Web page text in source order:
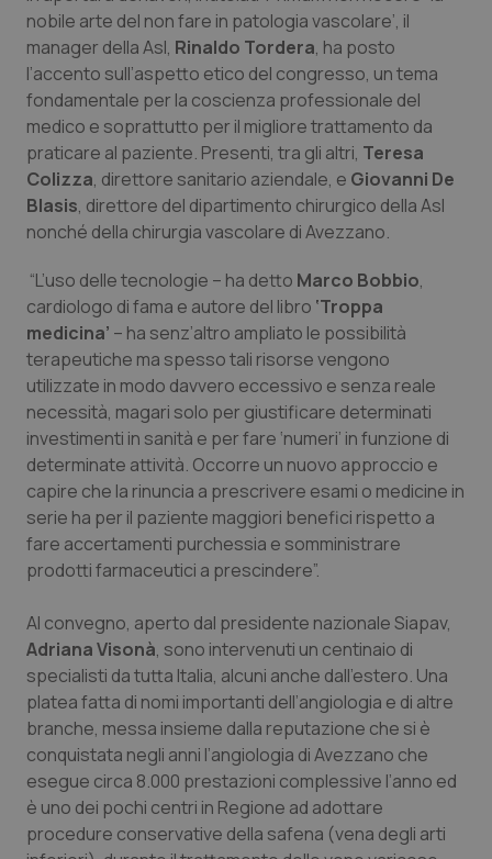
Provincia Autonoma di Trento
Puglia
Sardegna
Sicilia
Umbria
Valle D’Aosta
Veneto
Ipertensione & Scompenso
Malattie rare
Malattia di Crohn & Rettocolite Ulcerosa
Neuroscienze & patologie neurodegenerative
Oftalmologia
Oncodermatologia
Oncoematologia
Oncologia & Nutrizione
Psoriasi & pelle
Quotidiano Chirurgia
Quotidiano Oncologia
Quotidiano Pediatria
Rene & patologie urogenitali
nobile arte del non fare in patologia vascolare’, il
manager della Asl, Rinaldo Tordera, ha posto
l’accento sull’aspetto etico del congresso, un tema
fondamentale per la coscienza professionale del
medico e soprattutto per il migliore trattamento da
praticare al paziente. Presenti, tra gli altri, Teresa
Colizza, direttore sanitario aziendale, e Giovanni De
Blasis, direttore del dipartimento chirurgico della Asl
nonché della chirurgia vascolare di Avezzano.
“L’uso delle tecnologie – ha detto Marco Bobbio,
cardiologo di fama e autore del libro ‘Troppa
medicina’ – ha senz’altro ampliato le possibilità
terapeutiche ma spesso tali risorse vengono
utilizzate in modo davvero eccessivo e senza reale
necessità, magari solo per giustificare determinati
investimenti in sanità e per fare ‘numeri’ in funzione di
determinate attività. Occorre un nuovo approccio e
capire che la rinuncia a prescrivere esami o medicine in
serie ha per il paziente maggiori benefici rispetto a
fare accertamenti purchessia e somministrare
prodotti farmaceutici a prescindere”.
Al convegno, aperto dal presidente nazionale Siapav,
Adriana Visonà, sono intervenuti un centinaio di
specialisti da tutta Italia, alcuni anche dall’estero. Una
platea fatta di nomi importanti dell’angiologia e di altre
branche, messa insieme dalla reputazione che si è
conquistata negli anni l’angiologia di Avezzano che
esegue circa 8.000 prestazioni complessive l’anno ed
è uno dei pochi centri in Regione ad adottare
procedure conservative della safena (vena degli arti